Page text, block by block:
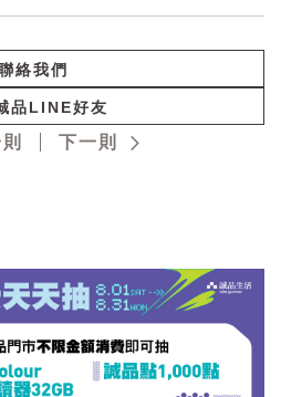
絡我們
品LINE好友
下一則